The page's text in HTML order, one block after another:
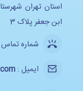
استان تهران
ابن جعفر پلاک 3
شماره
ایمیل :